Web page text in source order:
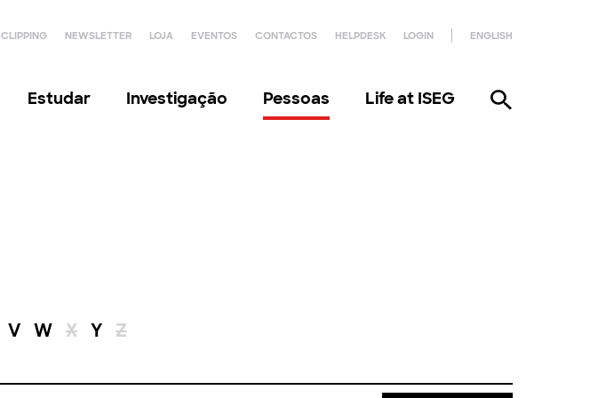
CLIPPING NEWSLETTER LOJA EVENTOS CONTACTOS HELPDESK LOGIN ENGLISH
Estudar Investigação Pessoas Life at ISEG
V W X Y Z